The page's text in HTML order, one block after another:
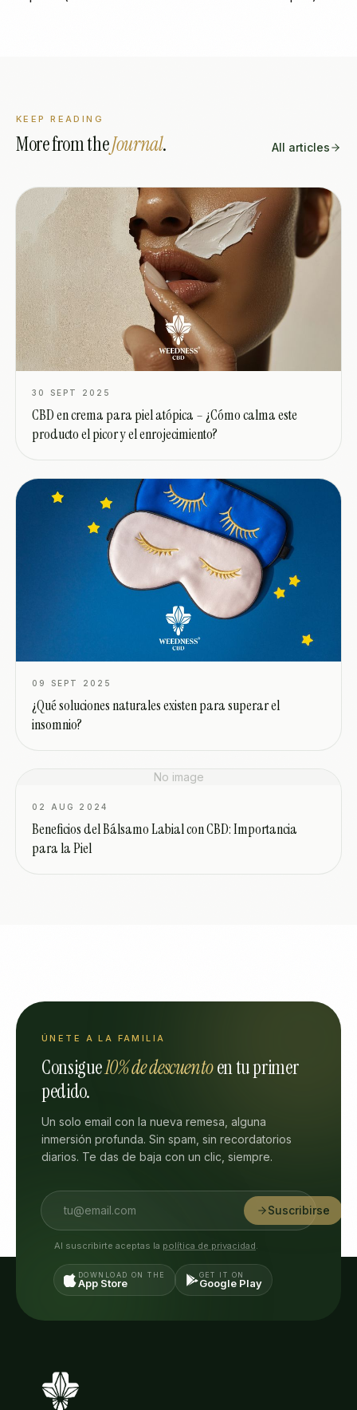
KEEP READING
More from theJournal. All articles
30 SEPT 2025
CBD en crema para piel atópica – ¿Cómo calma este
producto el picor y el enrojecimiento?
09 SEPT 2025
¿Qué soluciones naturales existen para superar el
insomnio?
No image
02 AUG 2024
Beneficios del Bálsamo Labial con CBD: Importancia
para la Piel
ÚNETE A LA FAMILIA
Consigue10% de descuentoen tu primer
pedido.
Un solo email con la nueva remesa, alguna
inmersión profunda. Sin spam, sin recordatorios
diarios. Te das de baja con un clic, siempre.
Suscribirse
Al suscribirte aceptas la política de privacidad.
DOWNLOAD ON THE
App Store
GET IT ON
Google Play